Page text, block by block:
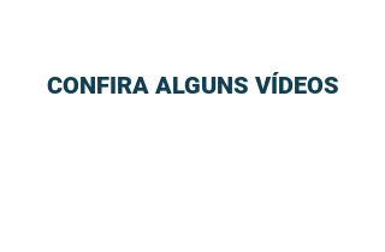
CONFIRA ALGUNS VÍDEOS